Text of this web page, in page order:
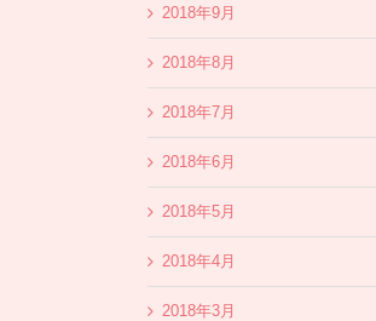
2018年9月
2018年8月
2018年7月
2018年6月
2018年5月
2018年4月
2018年3月